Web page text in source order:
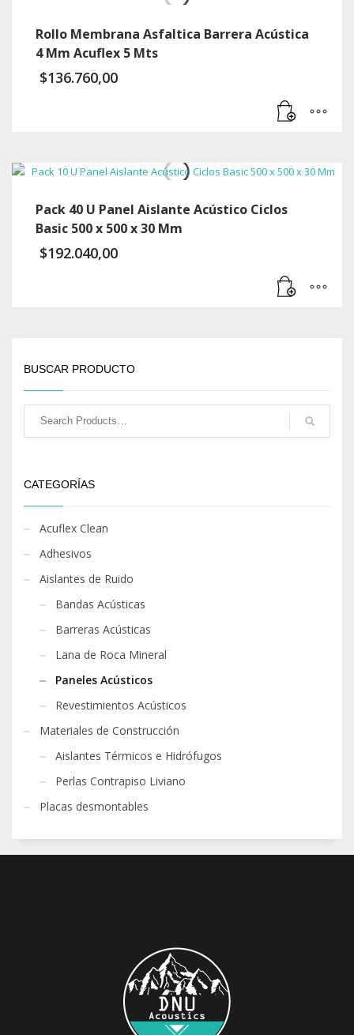
Rollo Membrana Asfaltica Barrera Acústica
4 Mm Acuflex 5 Mts
$136.760,00
Pack 40 U Panel Aislante Acústico Ciclos
Basic 500 x 500 x 30 Mm
$192.040,00
BUSCAR PRODUCTO
CATEGORÍAS
Acuflex Clean
Adhesivos
Aislantes de Ruido
Bandas Acústicas
Barreras Acústicas
Lana de Roca Mineral
Paneles Acústicos
Revestimientos Acústicos
Materiales de Construcción
Aislantes Térmicos e Hidrófugos
Perlas Contrapiso Liviano
Placas desmontables